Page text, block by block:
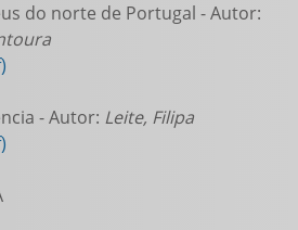
do norte de Portugal - Autor:
- Autor: Leite, Filipa